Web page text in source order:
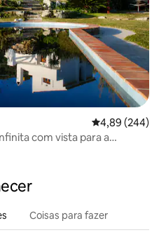
4,89 de uma
4,89 (244)
com vista para a
Coisas para fazer